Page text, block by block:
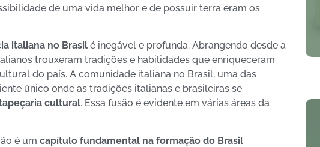
de uma vida melhor e de possuir terra eram os
italiana no Brasil é inegável e profunda. Abrangendo desde a
trouxeram tradições e habilidades que enriqueceram
do país. A comunidade italiana no Brasil, uma das
único onde as tradições italianas e brasileiras se
cultural. Essa fusão é evidente em várias áreas da
é um capítulo fundamental na formação do Brasil